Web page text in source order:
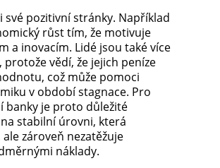
své pozitivní stránky. Například
růst tím, že motivuje
a inovacím. Lidé jsou také více
vědí, že jejich peníze
což může pomoci
v období stagnace. Pro
banky je proto důležité
stabilní úrovni, která
zároveň nezatěžuje
náklady.